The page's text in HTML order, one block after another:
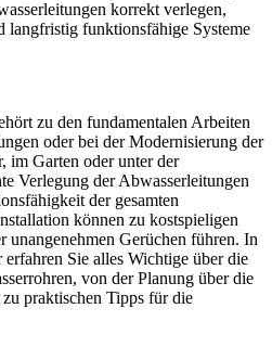
korrekt verlegen,
langfristig funktionsfähige Systeme
zu den fundamentalen Arbeiten
oder bei der Modernisierung der
im Garten oder unter der
Verlegung der Abwasserleitungen
der gesamten
können zu kostspieligen
unangenehmen Gerüchen führen. In
erfahren Sie alles Wichtige über die
von der Planung über die
praktischen Tipps für die